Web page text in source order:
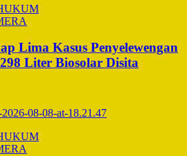
Lima Kasus Penyelewengan
Liter Biosolar Disita